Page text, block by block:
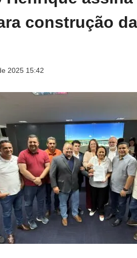
construção
2025 15:42